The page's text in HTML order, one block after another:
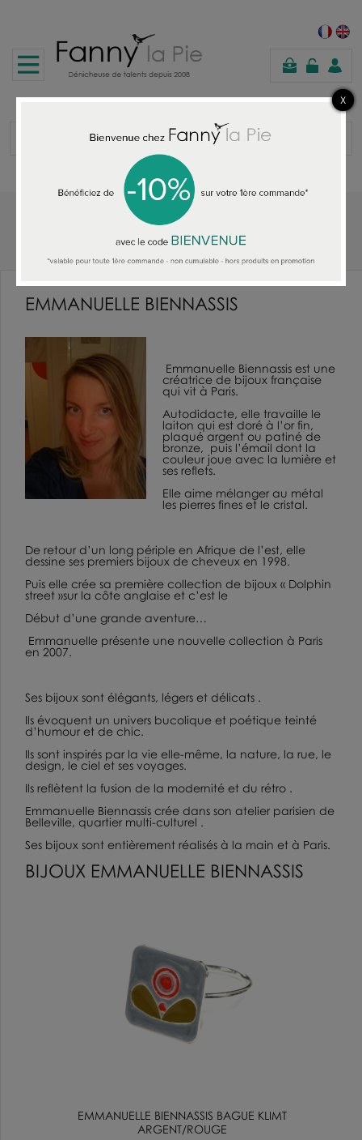
panier
EMMANUELLE BIENNASSIS
EMMANUELLE BIENNASSIS
Emmanuelle Biennassis est une
créatrice de bijoux française
qui vit à Paris.
Autodidacte, elle travaille le
laiton qui est doré à l’or fin,
plaqué argent ou patiné de
bronze, puis l’émail dont la
couleur joue avec la lumière et
ses reflets.
Elle aime mélanger au métal
les pierres fines et le cristal.
De retour d’un long périple en Afrique de l’est, elle
dessine ses premiers bijoux de cheveux en 1998.
Puis elle crée sa première collection de bijoux « Dolphin
street »sur la côte anglaise et c’est le
Début d’une grande aventure…
Emmanuelle présente une nouvelle collection à Paris
en 2007.
Ses bijoux sont élégants, légers et délicats .
Ils évoquent un univers bucolique et poétique teinté
d’humour et de chic.
Ils sont inspirés par la vie elle-même, la nature, la rue, le
design, le ciel et ses voyages.
Ils reflètent la fusion de la modernité et du rétro .
Emmanuelle Biennassis crée dans son atelier parisien de
Belleville, quartier multi-culturel .
Ses bijoux sont entièrement réalisés à la main et à Paris.
BIJOUX EMMANUELLE BIENNASSIS
EMMANUELLE BIENNASSIS BAGUE KLIMT
ARGENT/ROUGE